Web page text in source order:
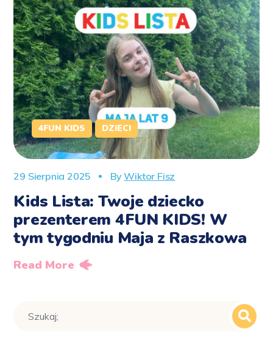
4FUN KIDS DZIECI
29 Sierpnia 2025 ByWiktor Fisz
Kids Lista: Twoje dziecko
prezenterem 4FUN KIDS! W
tym tygodniu Maja z Raszkowa
Read More